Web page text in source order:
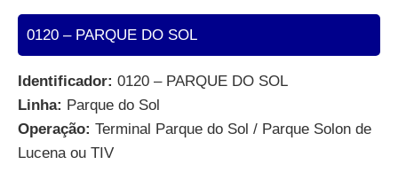
0120 – PARQUE DO SOL
Identificador: 0120 – PARQUE DO SOL
Linha: Parque do Sol
Operação: Terminal Parque do Sol / Parque Solon de
Lucena ou TIV